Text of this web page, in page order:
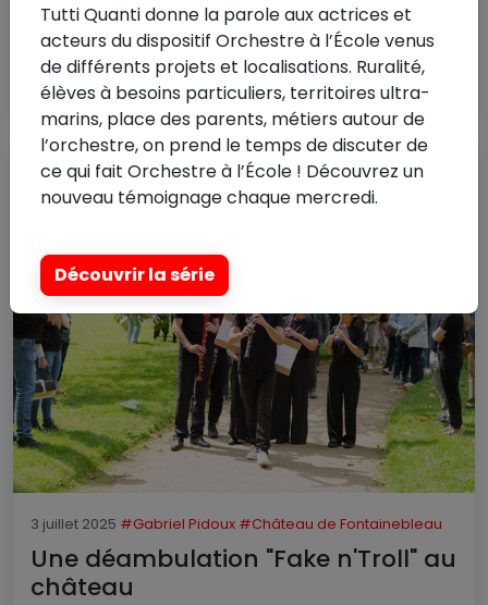
7 juillet 2025 #Calogero
Calogero × Orchestre à l'École
Lire la suite
3 juillet 2025 #Gabriel Pidoux #Château de Fontainebleau
Une déambulation "Fake n'Troll" au
château
Tutti Quanti donne la parole aux actrices et
acteurs du dispositif Orchestre à l’École venus
de différents projets et localisations. Ruralité,
élèves à besoins particuliers, territoires ultra-
marins, place des parents, métiers autour de
l’orchestre, on prend le temps de discuter de
ce qui fait Orchestre à l’École ! Découvrez un
nouveau témoignage chaque mercredi.
Découvrir la série